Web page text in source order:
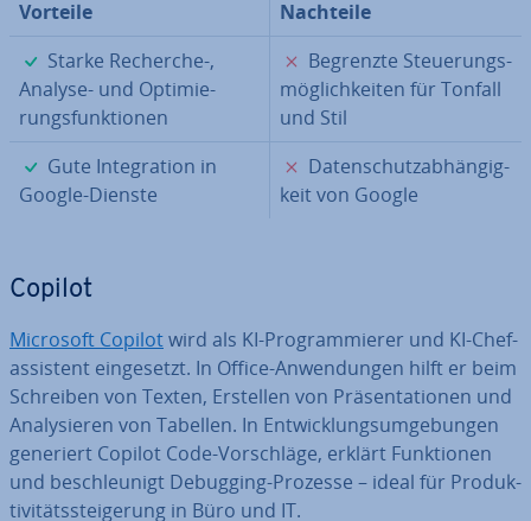
Vorteile
Nachteile
✓
Starke Recherche-,
Analyse- und Op­ti­mie­
rungs­funk­tio­nen
✗
Begrenzte Steue­rungs­
mög­lich­kei­ten für Tonfall
und Stil
✓
Gute In­te­gra­ti­on in
Google-Dienste
✗
Da­ten­schutz­ab­hän­gig­
keit von Google
Copilot
Microsoft Copilotwird als KI-Pro­gram­mie­rer und KI-Chef­
as­sis­tent ein­ge­setzt. In Office-An­wen­dun­gen hilft er beim
Schreiben von Texten, Erstellen von Prä­sen­ta­tio­nen und
Ana­ly­sie­ren von Tabellen. In Ent­wick­lungs­um­ge­bun­gen
generiert Copilot Code-Vor­schlä­ge, erklärt Funk­tio­nen
und be­schleu­nigt Debugging-Prozesse – ideal für Pro­duk­
ti­vi­täts­stei­ge­rung in Büro und IT.